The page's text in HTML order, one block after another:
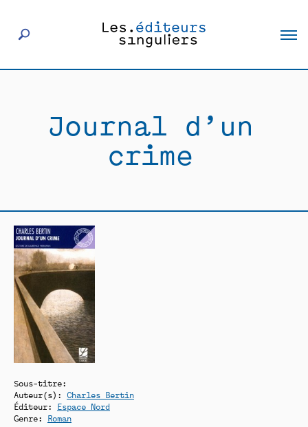
Éditeurs
Actualités
Rencontres
Journal d’un
crime
Sous-titre:
Auteur(s): Charles Bertin
Éditeur: Espace Nord
Genre: Roman